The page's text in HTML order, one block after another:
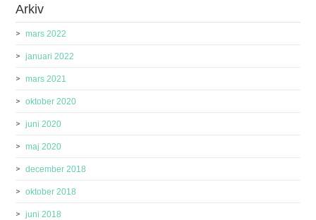
Arkiv
mars 2022
januari 2022
mars 2021
oktober 2020
juni 2020
maj 2020
december 2018
oktober 2018
juni 2018